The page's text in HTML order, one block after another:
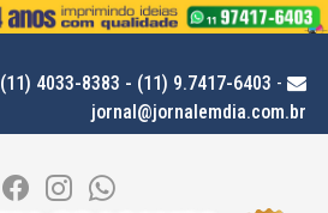
(11) 4033-8383 - (11) 9.7417-6403 -
jornal@jornalemdia.com.br